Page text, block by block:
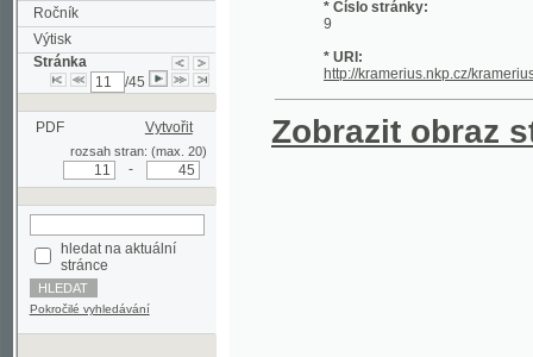
Výtisk
Stránka
PDF Vytvořit
rozsah stran: (max. 20)
stránce
Pokročilé vyhledávání
* URI:
Zobrazit obraz